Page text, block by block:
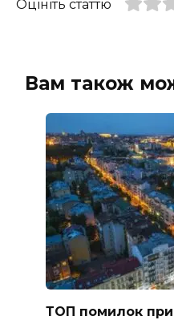
Оцініть статтю
Вам також
ТОП помилок при